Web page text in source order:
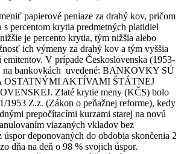
papierové peniaze za drahý kov, pričom
s percentom krytia predmetných platidiel
je percento krytia, tým nižšia alebo
ich výmeny za drahý kov a tým vyššia
V prípade Československa (1953-
na bankovkách uvedené: BANKOVKY SÚ
OSTATNÝMI AKTÍVAMI ŠTÁTNEJ
Zlaté krytie meny (KČS) bolo
1953 Z.z. (Zákon o peňažnej reforme), kedy
prepočítacími kurzami starej na novú
viazaných vkladov bez
deponovaných do obdobia skončenia 2
dňa na deň o 98 % svojich úspor.